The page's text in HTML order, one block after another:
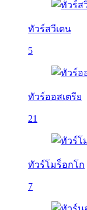
ทัวร์สวีเดน
5
ทัวร์ออสเตรีย
21
ทัวร์โมร็อกโก
7